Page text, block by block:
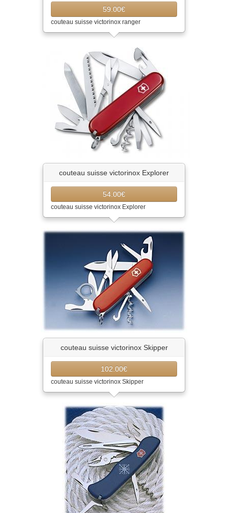
59.00€
couteau suisse victorinox ranger
couteau suisse victorinox Explorer
54.00€
couteau suisse victorinox Explorer
couteau suisse victorinox Skipper
102.00€
couteau suisse victorinox Skipper